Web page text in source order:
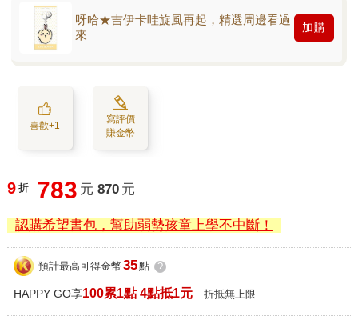
呀哈★吉伊卡哇旋風再起，精選周邊看過
來
加購
喜歡+1
寫評價
賺金幣
9 折 783 元 870 元
認購希望書包，幫助弱勢孩童上學不中斷！
預計最高可得金幣 35點 ?
HAPPY GO享100累1點 4點抵1元 折抵無上限